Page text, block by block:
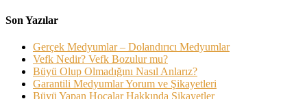
Son Yazılar
Gerçek Medyumlar – Dolandırıcı Medyumlar
Vefk Nedir? Vefk Bozulur mu?
Büyü Olup Olmadığını Nasıl Anlarız?
Garantili Medyumlar Yorum ve Şikayetleri
Büyü Yapan Hocalar Hakkında Şikayetler